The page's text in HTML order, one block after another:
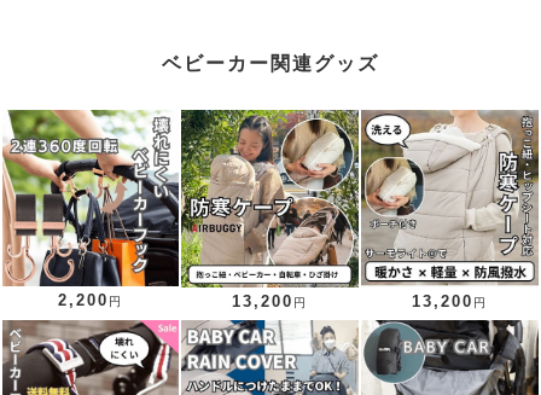
ベビーカー関連グッズ
2,200 円 13,200 円 13,200 円